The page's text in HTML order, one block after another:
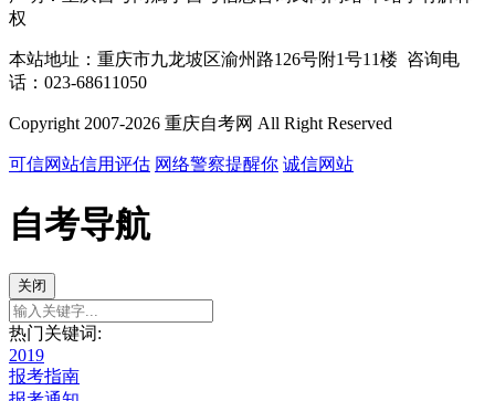
权
本站地址：重庆市九龙坡区渝州路126号附1号11楼 咨询电
话：023-68611050
Copyright 2007-2026 重庆自考网 All Right Reserved
可信网站信用评估 网络警察提醒你 诚信网站
自考导航
关闭
热门关键词:
2019
报考指南